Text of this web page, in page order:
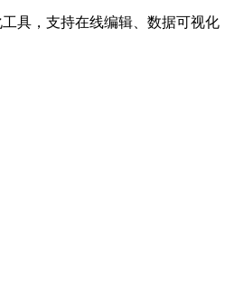
具，支持在线编辑、数据可视化